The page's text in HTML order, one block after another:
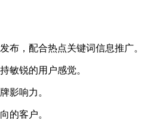
布，配合热点关键词信息推广。
敏锐的用户感觉。
影响力。
的客户。